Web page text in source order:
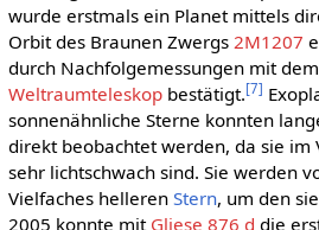
wurde erstmals ein Planet mittels
Orbit des Braunen Zwergs 2M1207
durch Nachfolgemessungen mit dem
Weltraumteleskopbestätigt.[7]
sonnenähnliche Sterne konnten
direkt beobachtet werden, da sie im
sehr lichtschwach sind. Sie werden
Vielfaches helleren Stern, um den
2005 konnte mit Gliese 876 d die